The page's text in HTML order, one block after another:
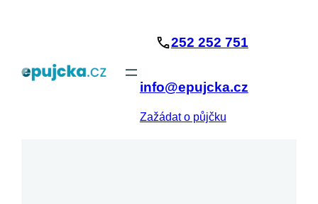
252 252 751
info@epujcka.cz
Zažádat o půjčku